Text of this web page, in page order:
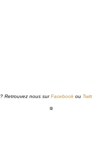
Retrouvez nous surFacebookou
☺